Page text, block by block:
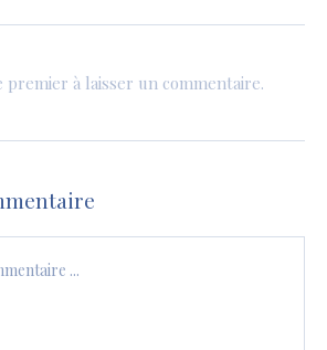
premier à laisser un commentaire.